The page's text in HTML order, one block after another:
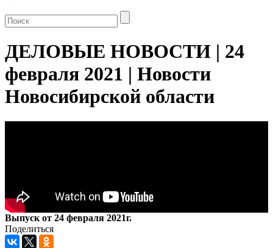
ДЕЛОВЫЕ НОВОСТИ | 24
февраля 2021 | Новости
Новосибирской области
Выпуск от 24 февраля 2021г.
Поделиться